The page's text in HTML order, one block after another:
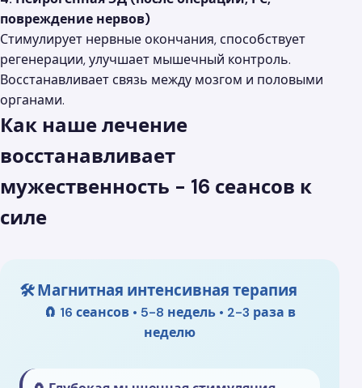
повреждение нервов)
Стимулирует нервные окончания, способствует
регенерации, улучшает мышечный контроль.
Восстанавливает связь между мозгом и половыми
органами.
Как наше лечение
восстанавливает
мужественность - 16 сеансов к
силе
🛠️ Магнитная интенсивная терапия
🧲 16 сеансов • 5-8 недель • 2-3 раза в
неделю